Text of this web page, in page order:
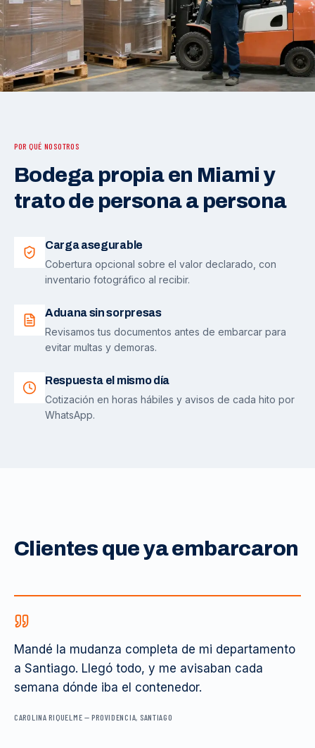
POR QUÉ NOSOTROS
Bodega propia en Miami y
trato de persona a persona
Carga asegurable
Cobertura opcional sobre el valor declarado, con
inventario fotográfico al recibir.
Aduana sin sorpresas
Revisamos tus documentos antes de embarcar para
evitar multas y demoras.
Respuesta el mismo día
Cotización en horas hábiles y avisos de cada hito por
WhatsApp.
Clientes que ya embarcaron
Mandé la mudanza completa de mi departamento
a Santiago. Llegó todo, y me avisaban cada
semana dónde iba el contenedor.
CAROLINA RIQUELME —PROVIDENCIA, SANTIAGO